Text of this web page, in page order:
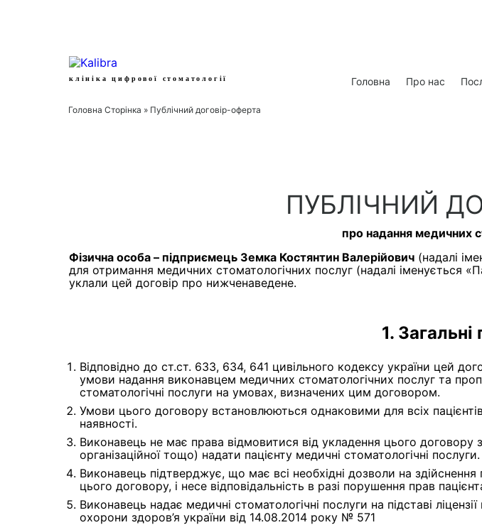
клініка цифрової стоматології Головна Про нас
Головна Сторінка » Публічний договір-оферта
ПУБЛІЧНИЙ
про надання медичних
Фізична особа – підприємець Земка Костянтин Валерійович(надалі
для отримання медичних стоматологічних послуг (надалі іменується
уклали цей договір про нижченаведене.
Відповідно до ст.ст. 633, 634, 641 цивільного кодексу україни цей
умови надання виконавцем медичних стоматологічних послуг та
стоматологічні послуги на умовах, визначених цим договором.
Умови цього договору встановлюються однаковими для всіх
наявності.
Виконавець не має права відмовитися від укладення цього договору
організаційної тощо) надати пацієнту медичні стоматологічні послуги.
Виконавець підтверджує, що має всі необхідні дозволи на
цього договору, і несе відповідальність в разі порушення прав
Виконавець надає медичні стоматологічні послуги на підставі
охорони здоров’я україни від 14.08.2014 року № 571